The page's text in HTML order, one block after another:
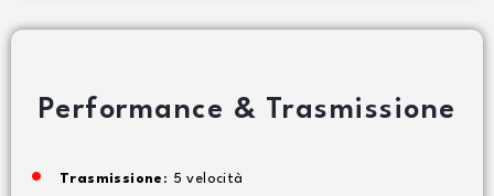
Performance & Trasmissione
Trasmissione : 5 velocità